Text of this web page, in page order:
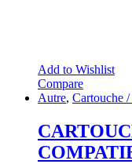
Add to Wishlist
Compare
Autre, Cartouche